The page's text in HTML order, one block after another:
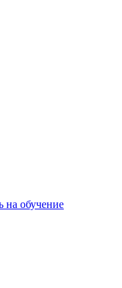
на обучение